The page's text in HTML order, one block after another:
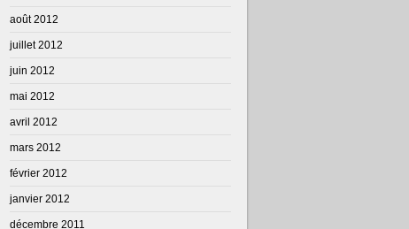
août 2012
juillet 2012
juin 2012
mai 2012
avril 2012
mars 2012
février 2012
janvier 2012
décembre 2011